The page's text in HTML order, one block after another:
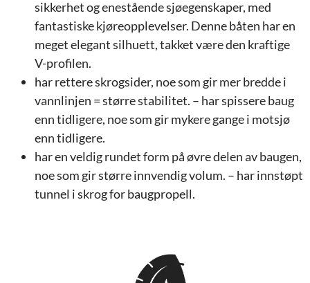
sikkerhet og enestående sjøegenskaper, med
fantastiske kjøreopplevelser. Denne båten har en
meget elegant silhuett, takket være den kraftige
V-profilen.
har rettere skrogsider, noe som gir mer bredde i
vannlinjen = større stabilitet. – har spissere baug
enn tidligere, noe som gir mykere gange i motsjø
enn tidligere.
har en veldig rundet form på øvre delen av baugen,
noe som gir større innvendig volum. – har innstøpt
tunnel i skrog for baugpropell.